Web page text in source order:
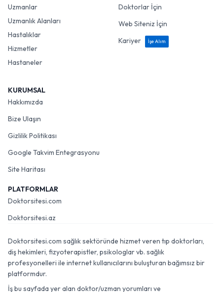
Uzmanlar
Uzmanlık Alanları
Hastalıklar
Hizmetler
Hastaneler
Doktorlar İçin
Web Siteniz İçin
Kariyer
İşe Alım
KURUMSAL
Hakkımızda
Bize Ulaşın
Gizlilik Politikası
Google Takvim Entegrasyonu
Site Haritası
PLATFORMLAR
Doktorsitesi.com
Doktorsitesi.az
Doktorsitesi.com sağlık sektöründe hizmet veren tıp doktorları,
diş hekimleri, fizyoterapistler, psikologlar vb. sağlık
profesyonelleri ile internet kullanıcılarını buluşturan bağımsız bir
platformdur.
İş bu sayfada yer alan doktor/uzman yorumları ve